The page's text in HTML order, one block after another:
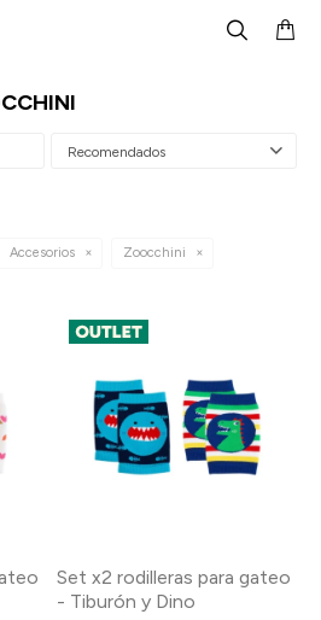
Recomendados
Accesorios Zoocchini
Set x2 rodilleras para gateo
- Tiburón y Dino